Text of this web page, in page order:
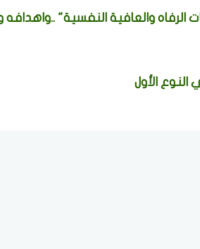
والعافية النفسية" ..واهدافه
الأول